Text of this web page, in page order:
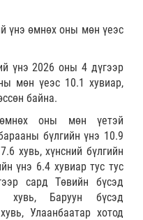
үнэ өмнөх оны мөн үеэс
үнэ 2026 оны 4 дүгээр
мөн үеэс 10.1 хувиар,
байна.
оны мөн үетэй
бүлгийн үнэ 10.9
хувь, хүнсний бүлгийн
үнэ 6.4 хувиар тус тус
сард Төвийн бүсэд
хувь, Баруун бүсэд
Улаанбаатар хотод